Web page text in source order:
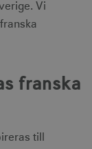
Vi
franska
till